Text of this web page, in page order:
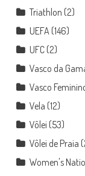
Triathlon (2)
UEFA (146)
UFC(2)
Vasco da
Vasco
Vela (12)
Vôlei (53)
Vôlei de Praia
Women's